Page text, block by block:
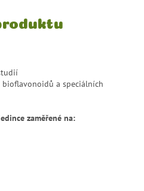
a speciálních
zaměřené na: